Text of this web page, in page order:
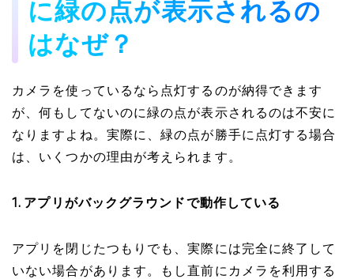
に緑の点が表示されるの
はなぜ？
カメラを使っているなら点灯するのが納得できます
が、何もしてないのに緑の点が表示されるのは不安に
なりますよね。実際に、緑の点が勝手に点灯する場合
は、いくつかの理由が考えられます。
1. アプリがバックグラウンドで動作している
アプリを閉じたつもりでも、実際には完全に終了して
いない場合があります。もし直前にカメラを利用する